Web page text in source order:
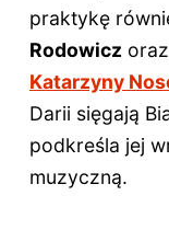
praktykę
Rodowicz
Katarzyny
Darii sięgają
podkreśla jej
muzyczną.